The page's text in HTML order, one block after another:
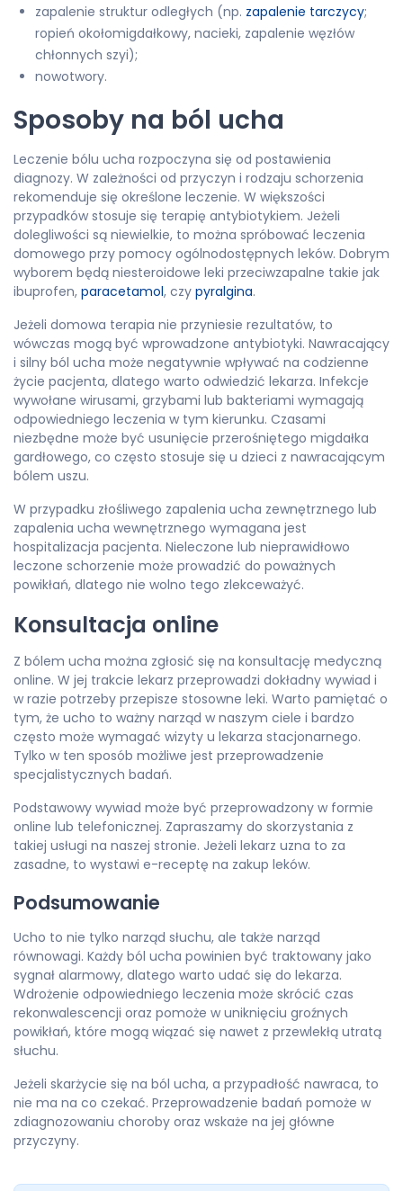
zapalenie struktur odległych (np. zapalenie tarczycy;
ropień okołomigdałkowy, nacieki, zapalenie węzłów
chłonnych szyi);
nowotwory.
Sposoby na ból ucha
Leczenie bólu ucha rozpoczyna się od postawienia
diagnozy. W zależności od przyczyn i rodzaju schorzenia
rekomenduje się określone leczenie. W większości
przypadków stosuje się terapię antybiotykiem. Jeżeli
dolegliwości są niewielkie, to można spróbować leczenia
domowego przy pomocy ogólnodostępnych leków. Dobrym
wyborem będą niesteroidowe leki przeciwzapalne takie jak
ibuprofen, paracetamol, czy pyralgina.
Jeżeli domowa terapia nie przyniesie rezultatów, to
wówczas mogą być wprowadzone antybiotyki. Nawracający
i silny ból ucha może negatywnie wpływać na codzienne
życie pacjenta, dlatego warto odwiedzić lekarza. Infekcje
wywołane wirusami, grzybami lub bakteriami wymagają
odpowiedniego leczenia w tym kierunku. Czasami
niezbędne może być usunięcie przerośniętego migdałka
gardłowego, co często stosuje się u dzieci z nawracającym
bólem uszu.
W przypadku złośliwego zapalenia ucha zewnętrznego lub
zapalenia ucha wewnętrznego wymagana jest
hospitalizacja pacjenta. Nieleczone lub nieprawidłowo
leczone schorzenie może prowadzić do poważnych
powikłań, dlatego nie wolno tego zlekceważyć.
Konsultacja online
Z bólem ucha można zgłosić się na konsultację medyczną
online. W jej trakcie lekarz przeprowadzi dokładny wywiad i
w razie potrzeby przepisze stosowne leki. Warto pamiętać o
tym, że ucho to ważny narząd w naszym ciele i bardzo
często może wymagać wizyty u lekarza stacjonarnego.
Tylko w ten sposób możliwe jest przeprowadzenie
specjalistycznych badań.
Podstawowy wywiad może być przeprowadzony w formie
online lub telefonicznej. Zapraszamy do skorzystania z
takiej usługi na naszej stronie. Jeżeli lekarz uzna to za
zasadne, to wystawi e-receptę na zakup leków.
Podsumowanie
Ucho to nie tylko narząd słuchu, ale także narząd
równowagi. Każdy ból ucha powinien być traktowany jako
sygnał alarmowy, dlatego warto udać się do lekarza.
Wdrożenie odpowiedniego leczenia może skrócić czas
rekonwalescencji oraz pomoże w uniknięciu groźnych
powikłań, które mogą wiązać się nawet z przewlekłą utratą
słuchu.
Jeżeli skarżycie się na ból ucha, a przypadłość nawraca, to
nie ma na co czekać. Przeprowadzenie badań pomoże w
zdiagnozowaniu choroby oraz wskaże na jej główne
przyczyny.